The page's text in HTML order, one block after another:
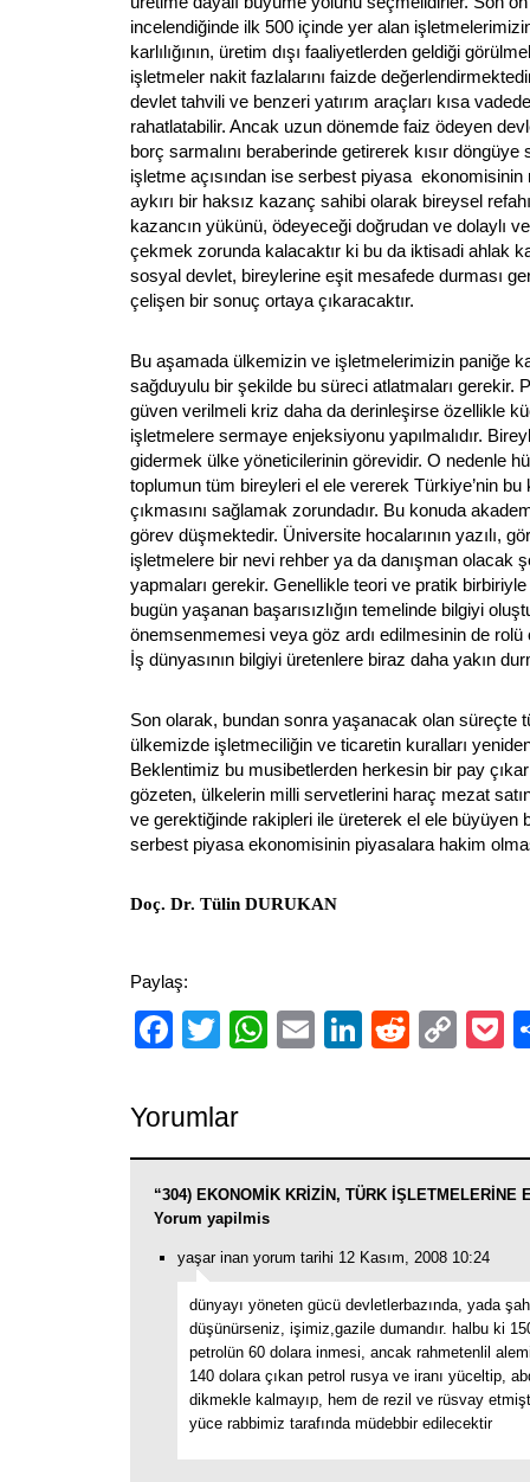
incelendiğinde ilk 500 içinde yer alan
karlılığının, üretim dışı faaliyetlerden geldiği
işletmeler nakit fazlalarını faizde
devlet tahvili ve benzeri yatırım araçları kısa
rahatlatabilir. Ancak uzun dönemde faiz ödeyen
borç sarmalını beraberinde getirerek kısır döngüye
işletme açısından ise serbest piyasa ekonomisinin
aykırı bir haksız kazanç sahibi olarak bireysel
kazancın yükünü, ödeyeceği doğrudan ve dolaylı
çekmek zorunda kalacaktır ki bu da iktisadi ahlak
sosyal devlet, bireylerine eşit mesafede durması
çelişen bir sonuç ortaya çıkaracaktır.
Bu aşamada ülkemizin ve işletmelerimizin paniğe
sağduyulu bir şekilde bu süreci atlatmaları gerekir.
güven verilmeli kriz daha da derinleşirse özellikle
işletmelere sermaye enjeksiyonu yapılmalıdır.
gidermek ülke yöneticilerinin görevidir. O nedenle
toplumun tüm bireyleri el ele vererek Türkiye’nin bu
çıkmasını sağlamak zorundadır. Bu konuda
görev düşmektedir. Üniversite hocalarının yazılı,
işletmelere bir nevi rehber ya da danışman olacak
yapmaları gerekir. Genellikle teori ve pratik
bugün yaşanan başarısızlığın temelinde bilgiyi
önemsenmemesi veya göz ardı edilmesinin de rolü
İş dünyasının bilgiyi üretenlere biraz daha yakın
Son olarak, bundan sonra yaşanacak olan süreçte
ülkemizde işletmeciliğin ve ticaretin kuralları
Beklentimiz bu musibetlerden herkesin bir pay
gözeten, ülkelerin milli servetlerini haraç mezat
ve gerektiğinde rakipleri ile üreterek el ele büyüyen
serbest piyasa ekonomisinin piyasalara hakim
Doç. Dr. Tülin DURUKAN
Paylaş:
Facebook
TwitterWhatsApp
EmailLinkedIn
Reddit
Yorumlar
“304) EKONOMİK KRİZİN, TÜRK İŞLETMELERİNE
Yorum yapilmis
yaşar inan yorum tarihi 12 Kasım, 2008 10:24
dünyayı yöneten gücü devletlerbazında, yada
düşünürseniz, işimiz,gazile dumandır. halbu ki
petrolün 60 dolara inmesi, ancak rahmetenlil
140 dolara çıkan petrol rusya ve iranı yüceltip,
dikmekle kalmayıp, hem de rezil ve rüsvay
yüce rabbimiz tarafında müdebbir edilecektir